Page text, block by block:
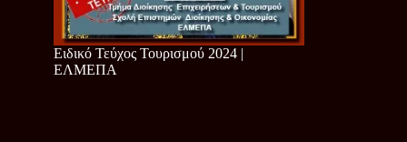
Ειδικό Τεύχος Τουρισμού 2024 |
ΕΛΜΕΠΑ